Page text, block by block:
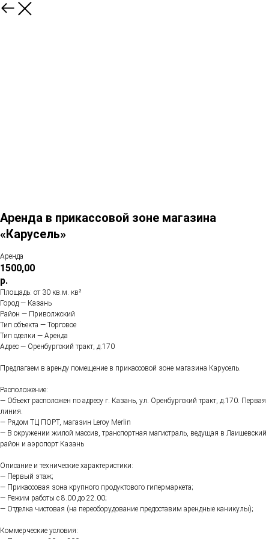
Аренда в прикассовой зоне магазина
«Карусель»
Аренда
1500,00
р.
Площадь: от 30 кв.м. кв²
Город — Казань
Район — Приволжский
Тип объекта — Торговое
Тип сделки — Аренда
Адрес — Оренбургский тракт, д.170
Предлагаем в аренду помещение в прикассовой зоне магазина Карусель.
Расположение:
— Объект расположен по адресу г. Казань, ул. Оренбургский тракт, д.170. Первая
линия.
— Рядом ТЦ ПОРТ, магазин Leroy Merlin
— В окружении жилой массив, транспортная магистраль, ведущая в Лаишевский
район и аэропорт Казань
Описание и технические характеристики:
— Первый этаж;
— Прикассовая зона крупного продуктового гипермаркета;
— Режим работы с 8.00 до 22.00;
— Отделка чистовая (на переоборудование предоставим арендные каникулы);
Коммерческие условия: